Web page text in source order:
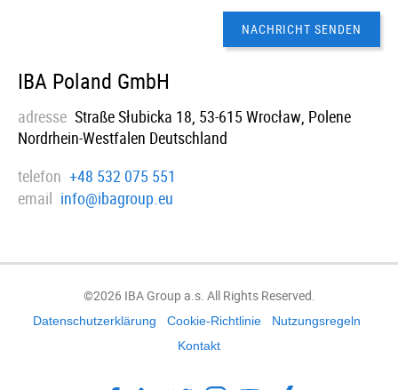
IBA Poland GmbH
adresse Straße Słubicka 18, 53-615 Wrocław, Polene
Nordrhein-Westfalen Deutschland
telefon +48 532 075 551
email info@ibagroup.eu
©2026 IBA Group a.s. All Rights Reserved.
Datenschutzerklärung Cookie-Richtlinie
Nutzungsregeln
Kontakt